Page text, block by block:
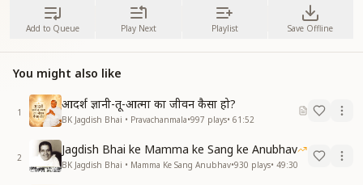
Add to Queue Play Next Playlist Save Offline
You might also like
1
आदर्श ज्ञानी-तू-आत्मा का जीवन कैसा हो?
BK Jagdish Bhai • Pravachanmala•997 plays• 61:52
2
Jagdish Bhai ke Mamma ke Sang ke Anubhav
BK Jagdish Bhai • Mamma Ke Sang Anubhav•930 plays• 49:30